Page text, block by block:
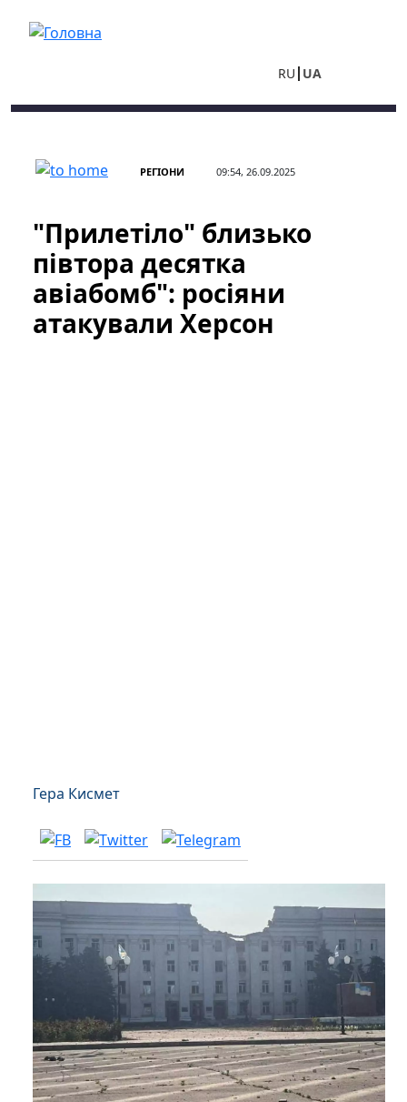
RU UA
РЕГІОНИ 09:54, 26.09.2025
"Прилетіло" близько
півтора десятка
авіабомб": росіяни
атакували Херсон
Гера Кисмет